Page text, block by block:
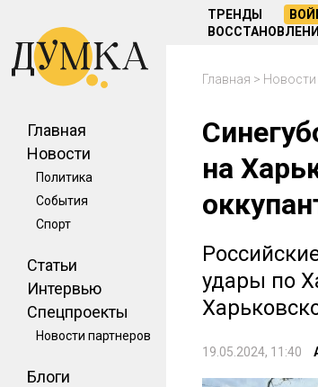
Главная
Новости
Политика
События
Спорт
Статьи
Интервью
Спецпроекты
Новости партнеров
Блоги
ТРЕНДЫ
Главная > Новости
на
удары по
19.05.2024, 11:40